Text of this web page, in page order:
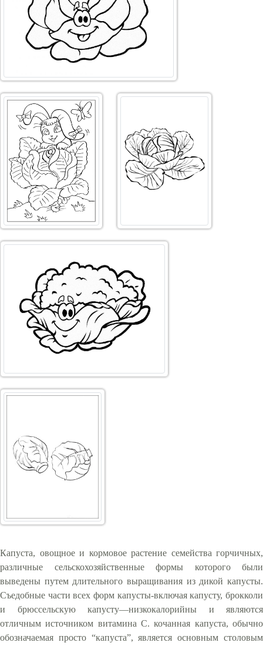
Капуста, овощное и кормовое растение семейства горчичных,
различные сельскохозяйственные формы которого были
выведены путем длительного выращивания из дикой капусты.
Съедобные части всех форм капусты-включая капусту, брокколи
и брюссельскую капусту—низкокалорийны и являются
отличным источником витамина С. кочанная капуста, обычно
обозначаемая просто “капуста”, является основным столовым